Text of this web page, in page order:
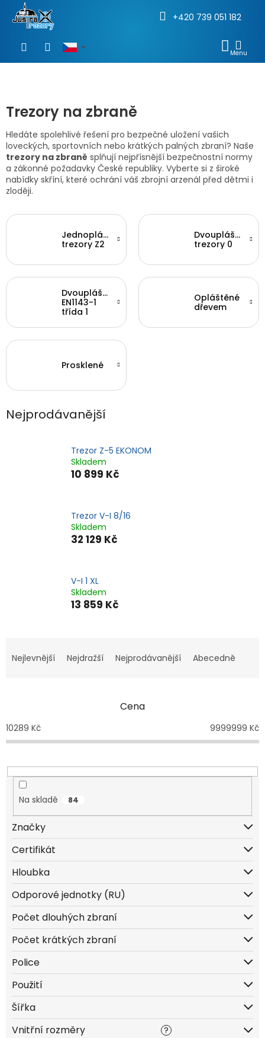
obsah
+420 739 051 182
Trezory na zbraně
Hledáte spolehlivé řešení pro bezpečné uložení vašich
loveckých, sportovních nebo krátkých palných zbraní? Naše
trezory na zbraně splňují nejpřísnější bezpečnostní normy
a zákonné požadavky České republiky. Vyberte si z široké
nabídky skříní, které ochrání váš zbrojní arzenál před dětmi i
zloději.
Jednoplášťové
trezory Z2
Dvouplášťové
trezory 0
Dvouplášťové
EN1143-1
třída 1
Opláštěné
dřevem
Prosklené
Nejprodávanější
Trezor Z-5 EKONOM
Skladem
10 899 Kč
Trezor V-I 8/16
Skladem
32 129 Kč
V-I 1 XL
Skladem
13 859 Kč
a
p
r
o
u
ů
Nejlevnější Nejdražší Nejprodávanější Abecedně
Cena
10289 Kč 9999999 Kč
Na skladě 84
Značky
Certifikát
Hloubka
Odporové jednotky (RU)
Počet dlouhých zbraní
Počet krátkých zbraní
Police
Použití
Šířka
Vnitřní rozměry
?